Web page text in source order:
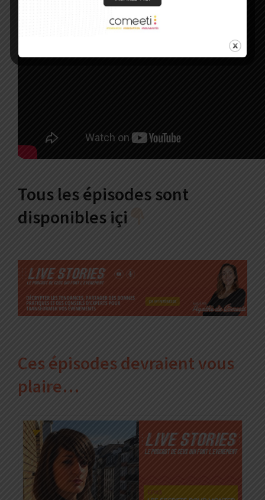
Tous les épisodes sont
disponibles içi
Ces épisodes devraient vous
plaire…